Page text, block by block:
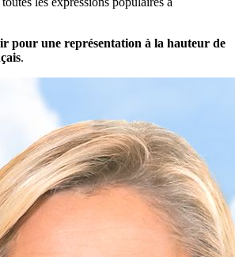
pour une représentation à la hauteur de
.